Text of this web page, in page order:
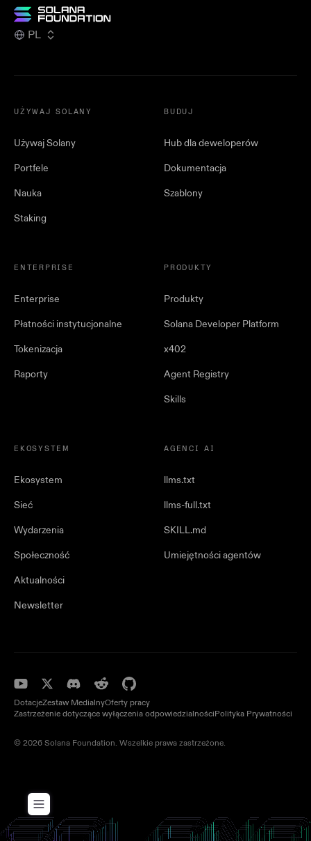
PL
UŻYWAJ SOLANY
Używaj Solany
Portfele
Nauka
Staking
BUDUJ
Hub dla deweloperów
Dokumentacja
Szablony
ENTERPRISE
Enterprise
Płatności instytucjonalne
Tokenizacja
Raporty
PRODUKTY
Produkty
Solana Developer Platform
x402
Agent Registry
Skills
EKOSYSTEM
Ekosystem
Sieć
Wydarzenia
Społeczność
Aktualności
Newsletter
AGENCI AI
llms.txt
llms-full.txt
SKILL.md
Umiejętności agentów
DotacjeZestaw MedialnyOferty pracy
Zastrzeżenie dotyczące wyłączenia odpowiedzialnościPolityka Prywatności
© 2026 Solana Foundation. Wszelkie prawa zastrzeżone.